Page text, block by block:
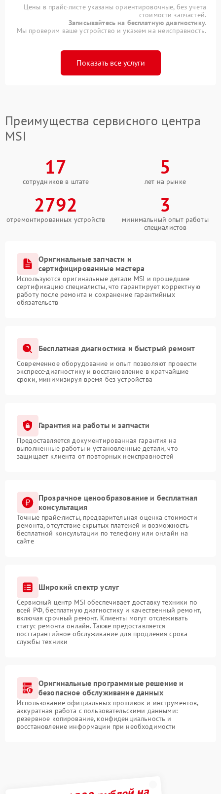
Цены в прайс-листе указаны ориентировочные, без учета
стоимости запчастей.
Записывайтесь на бесплатную диагностику.
Мы проверим ваше устройство и укажем на неисправность.
Показать все услуги
Преимущества сервисного центра
MSI
17
сотрудников в штате
5
лет на рынке
2792
отремонтированных устройств
3
минимальный опыт работы
специалистов
Оригинальные запчасти и
сертифицированные мастера
Используются оригинальные детали MSI и прошедшие
сертификацию специалисты, что гарантирует корректную
работу после ремонта и сохранение гарантийных
обязательств
Бесплатная диагностика и быстрый ремонт
Современное оборудование и опыт позволяют провести
экспресс-диагностику и восстановление в кратчайшие
сроки, минимизируя время без устройства
Гарантия на работы и запчасти
Предоставляется документированная гарантия на
выполненные работы и установленные детали, что
защищает клиента от повторных неисправностей
Прозрачное ценообразование и бесплатная
консультация
Точные прайс-листы, предварительная оценка стоимости
ремонта, отсутствие скрытых платежей и возможность
бесплатной консультации по телефону или онлайн на
сайте
Широкий спектр услуг
Сервисный центр MSI обеспечивает доставку техники по
всей РФ, бесплатную диагностику и качественный ремонт,
включая срочный ремонт. Клиенты могут отслеживать
статус ремонта онлайн. Также предоставляется
постгарантийное обслуживание для продления срока
службы техники
Оригинальные программные решение и
безопасное обслуживание данных
Использование официальных прошивок и инструментов,
аккуратная работа с пользовательскими данными:
резервное копирование, конфиденциальность и
восстановление информации при необходимости